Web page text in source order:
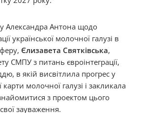
Александра Антона щодо
української молочної галузі в
Єлизавета Святківська,
СМПУ з питань євроінтеграції,
в якій висвітлила прогрес у
молочної галузі і закликала
з проектом цього
зауваження.